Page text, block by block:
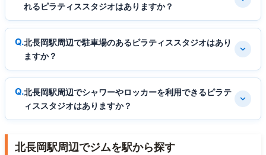
れるピラティススタジオはありますか？
北長岡駅周辺で駐車場のあるピラティススタジオはあり
ますか？
北長岡駅周辺でシャワーやロッカーを利用できるピラテ
ィススタジオはありますか？
北長岡駅周辺でジムを駅から探す